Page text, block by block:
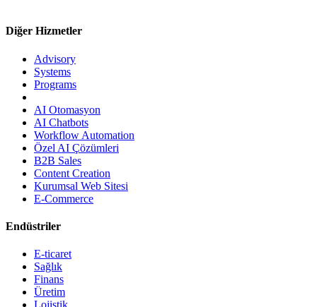
Diğer Hizmetler
Advisory
Systems
Programs
AI Otomasyon
AI Chatbots
Workflow Automation
Özel AI Çözümleri
B2B Sales
Content Creation
Kurumsal Web Sitesi
E-Commerce
Endüstriler
E-ticaret
Sağlık
Finans
Üretim